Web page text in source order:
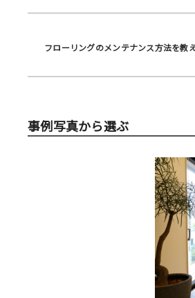
フローリングのメンテナンス方法を教
事例写真から選ぶ